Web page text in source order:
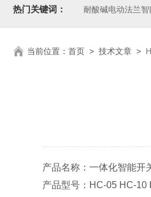
热门关键词： 耐酸碱电动法兰智
当前位置： 首页 > 技术文章 >
产品名称：一体化智能开
产品型号：HC-05 HC-